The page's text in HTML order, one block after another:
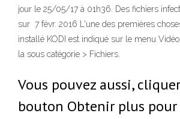
jour le 25/05/17 à 01h36. Des fichiers
sur 7 févr. 2016 L'une des premières
installé KODI est indiqué sur le menu
la sous catégorie > Fichiers.
Vous pouvez aussi,
bouton Obtenir plus pour